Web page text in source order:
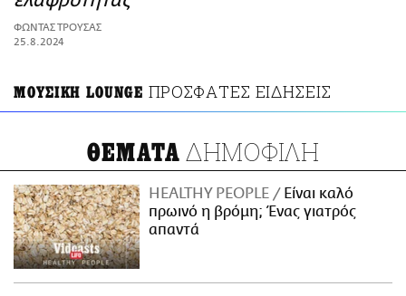
ΑΜΠΑ
PRINT
ΦΩΝΤΑΣ ΤΡΟΥΣΑΣ
25.8.2024
ΜΟΥΣΙΚΗ LOUNGE ΠΡΟΣΦΑΤΕΣ ΕΙΔΗΣΕΙΣ
ΘΕΜΑΤΑ ΔΗΜΟΦΙΛΗ
HEALTHY PEOPLE
Είναι καλό
πρωινό η βρόμη; Ένας γιατρός
απαντά